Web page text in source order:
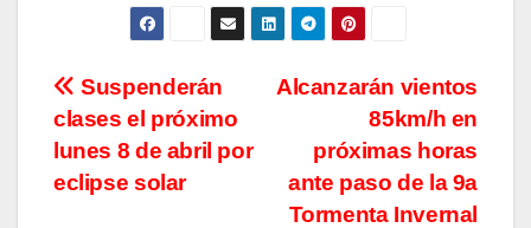
Navegación
de
entradas
Alcanzarán vientos
85km/h en
próximas horas
ante paso de la 9a
Tormenta Invernal
Suspenderán
clases el próximo
lunes 8 de abril por
eclipse solar